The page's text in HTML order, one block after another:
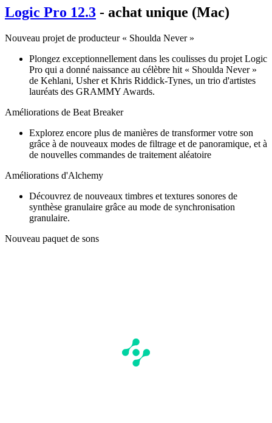
Logic Pro 12.3 - achat unique (Mac)
Nouveau projet de producteur « Shoulda Never »
Plongez exceptionnellement dans les coulisses du projet Logic
Pro qui a donné naissance au célèbre hit « Shoulda Never »
de Kehlani, Usher et Khris Riddick-Tynes, un trio d'artistes
lauréats des GRAMMY Awards.
Améliorations de Beat Breaker
Explorez encore plus de manières de transformer votre son
grâce à de nouveaux modes de filtrage et de panoramique, et à
de nouvelles commandes de traitement aléatoire
Améliorations d'Alchemy
Découvrez de nouveaux timbres et textures sonores de
synthèse granulaire grâce au mode de synchronisation
granulaire.
Nouveau paquet de sons